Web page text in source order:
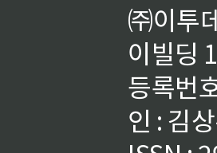
㈜이투
이빌딩
등록번
인 : 김